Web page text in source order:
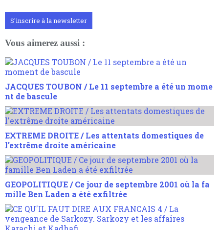
S'inscrire à la newsletter
Vous aimerez aussi :
JACQUES TOUBON / Le 11 septembre a été un mome
nt de bascule
EXTREME DROITE / Les attentats domestiques de
l'extrême droite américaine
GEOPOLITIQUE / Ce jour de septembre 2001 où la fa
mille Ben Laden a été exfiltrée